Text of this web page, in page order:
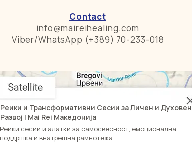
Contact
info@maireihealing.com
Viber/WhatsApp (+389) 70-233-018
Реики и Трансформативни Сесии за Личен и Духовен
Развој | Mai Rei Македонија
Реики сесии и алатки за самосвесност, емоционална
поддршка и внатрешна рамнотежа.